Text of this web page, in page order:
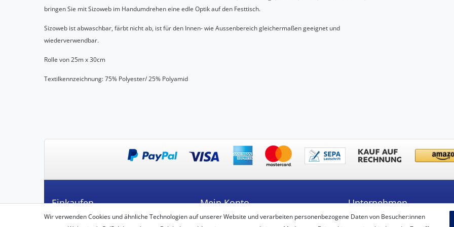
bringen Sie mit Sizoweb im Handumdrehen eine edle Optik auf den Festtisch.
Sizoweb ist abwaschbar, färbt nicht ab, ist für den Innen- wie Aussenbereich gleichermaßen geeignet und
wiederverwendbar.
Rolle von 25m x 30cm
Textilkennzeichnung: 75% Polyester/ 25% Polyamid
Einkaufen
Zahlungsarten
Mein Konto
Registrieren
Unternehmen
Unsere Filiale
Wir verwenden Cookies und ähnliche Technologien auf unserer Website und verarbeiten personenbezogene Daten von Besucher:innen